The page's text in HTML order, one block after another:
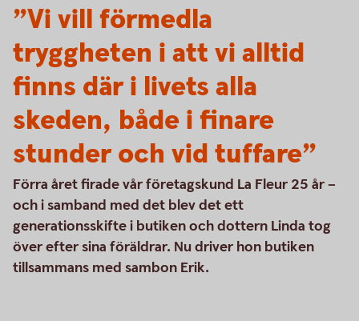
”Vi vill förmedla
tryggheten i att vi alltid
finns där i livets alla
skeden, både i finare
stunder och vid tuffare”
Förra året firade vår företagskund La Fleur 25 år –
och i samband med det blev det ett
generationsskifte i butiken och dottern Linda tog
över efter sina föräldrar. Nu driver hon butiken
tillsammans med sambon Erik.